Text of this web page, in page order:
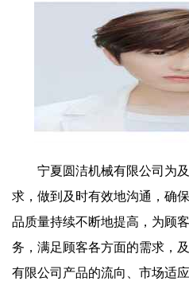
宁夏圆洁机械有限公司为
求，做到及时有效地沟通，确
品质量持续不断地提高，为顾
务，满足顾客各方面的需求，
有限公司产品的流向、市场适